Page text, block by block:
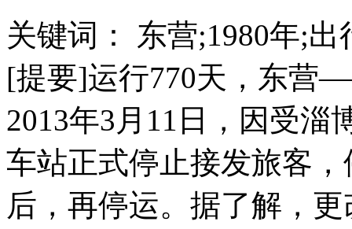
关键词： 东营;1980年;
[提要]运行770天，东营
2013年3月11日，因受淄
车站正式停止接发旅客
后，再停运。据了解，